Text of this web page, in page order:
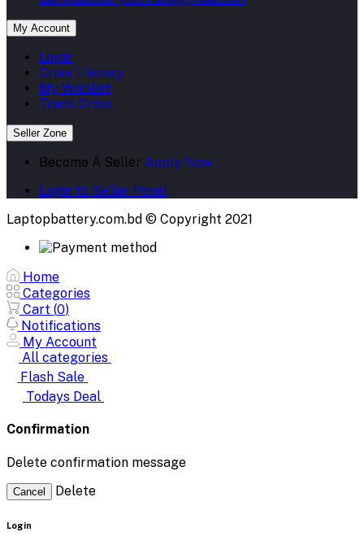
My Account
Login
Order History
My Wishlist
Track Order
Seller Zone
Become A Seller Apply Now
Login to Seller Panel
Laptopbattery.com.bd © Copyright 2021
Home
Categories
Cart (0)
Notifications
My Account
All categories
Flash Sale
Todays Deal
Confirmation
Delete confirmation message
Cancel Delete
Login